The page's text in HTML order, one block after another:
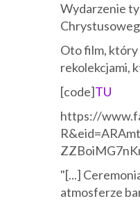
Wydarzenie
Oto film, który
rekolekcjami,
[code]TU
https://
"[...]
atmosferze